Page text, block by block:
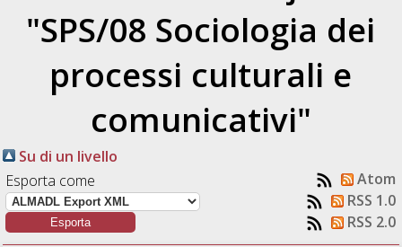
"SPS/08 Sociologia dei
processi culturali e
comunicativi"
Su di un livello
Esporta come
Atom
RSS 1.0
RSS 2.0